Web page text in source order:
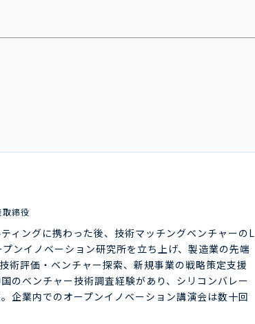
締役
ィングに携わった後、技術マッチングベンチャーのL
ンイノベーション研究所を立ち上げ、製造業の先端
術評価・ベンチャー探索、新規事業の戦略策定支援
のベンチャー技術調査経験があり、シリコンバレー
企業内でのオープンイノベーション講演会は数十回